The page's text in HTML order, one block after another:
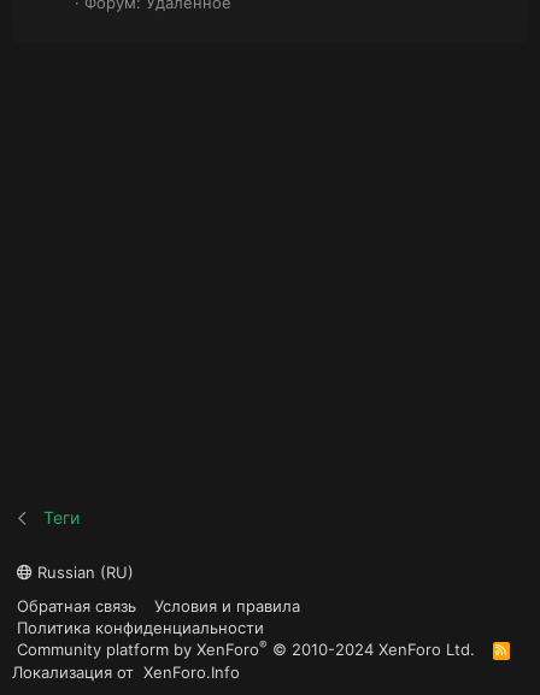
Теги
Russian (RU)
Обратная связь
Условия и правила
Политика конфиденциальности
Community platform by XenForo® © 2010-2024 XenForo Ltd.
R
S
Локализация от XenForo.Info